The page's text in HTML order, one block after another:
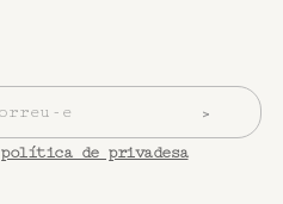
política de privadesa